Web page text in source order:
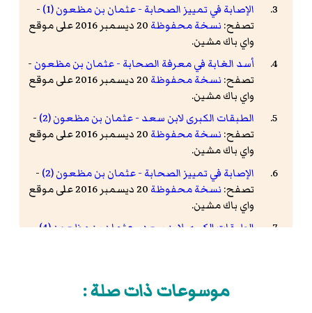
الإصابة في تمييز الصحابة - عثمان بن مظعون (1)
-
تصفح: نسخة محفوظة
20 ديسمبر 2016 على موقع
واي باك مشين.
أسد الغابة في معرفة الصحابة - عثمان بن مظعون -
تصفح: نسخة محفوظة
20 ديسمبر 2016 على موقع
واي باك مشين.
الطبقات الكبرى لابن سعد - عثمان بن مظعون (2)
-
تصفح: نسخة محفوظة
20 ديسمبر 2016 على موقع
واي باك مشين.
الإصابة في تمييز الصحابة - عثمان بن مظعون (2)
-
تصفح: نسخة محفوظة
20 ديسمبر 2016 على موقع
واي باك مشين.
الطبقات الكبرى لابن سعد - عثمان بن مظعون (4) -
الطبقات الكبرى لابن سعد - عثمان بن مظعون (5)
تصفح:نسخة محفوظة
موسوعات ذات صلة :